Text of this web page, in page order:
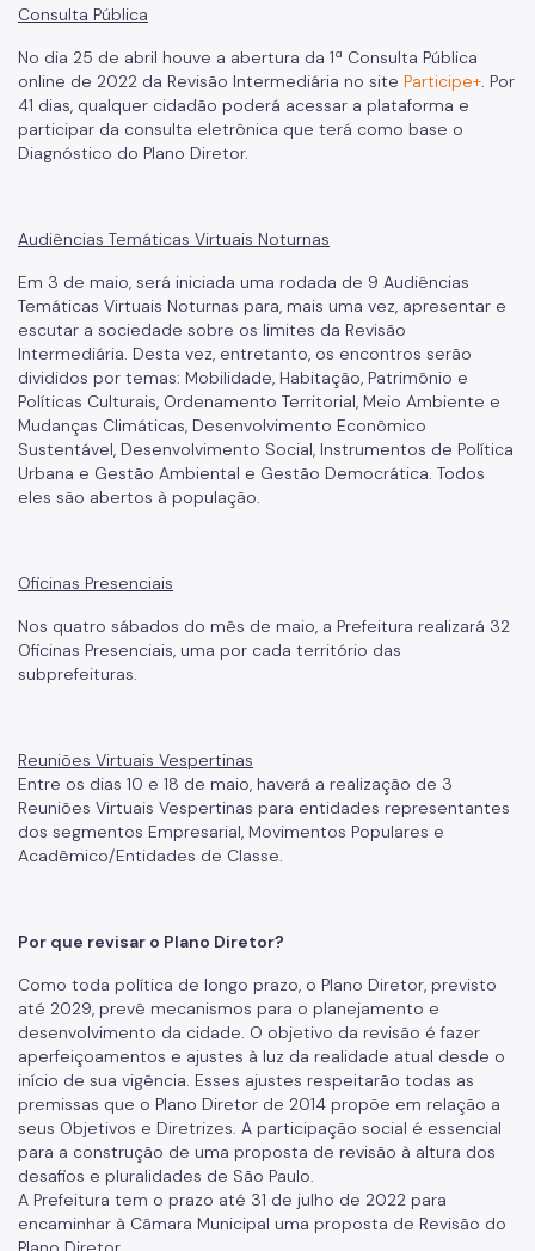
Consulta Pública
No dia 25 de abril houve a abertura da 1ª Consulta Pública
online de 2022 da Revisão Intermediária no site Participe+. Por
41 dias, qualquer cidadão poderá acessar a plataforma e
participar da consulta eletrônica que terá como base o
Diagnóstico do Plano Diretor.
Audiências Temáticas Virtuais Noturnas
Em 3 de maio, será iniciada uma rodada de 9 Audiências
Temáticas Virtuais Noturnas para, mais uma vez, apresentar e
escutar a sociedade sobre os limites da Revisão
Intermediária. Desta vez, entretanto, os encontros serão
divididos por temas: Mobilidade, Habitação, Patrimônio e
Políticas Culturais, Ordenamento Territorial, Meio Ambiente e
Mudanças Climáticas, Desenvolvimento Econômico
Sustentável, Desenvolvimento Social, Instrumentos de Política
Urbana e Gestão Ambiental e Gestão Democrática. Todos
eles são abertos à população.
Oficinas Presenciais
Nos quatro sábados do mês de maio, a Prefeitura realizará 32
Oficinas Presenciais, uma por cada território das
subprefeituras.
Reuniões Virtuais Vespertinas
Entre os dias 10 e 18 de maio, haverá a realização de 3
Reuniões Virtuais Vespertinas para entidades representantes
dos segmentos Empresarial, Movimentos Populares e
Acadêmico/Entidades de Classe.
Por que revisar o Plano Diretor?
Como toda política de longo prazo, o Plano Diretor, previsto
até 2029, prevê mecanismos para o planejamento e
desenvolvimento da cidade. O objetivo da revisão é fazer
aperfeiçoamentos e ajustes à luz da realidade atual desde o
início de sua vigência. Esses ajustes respeitarão todas as
premissas que o Plano Diretor de 2014 propõe em relação a
seus Objetivos e Diretrizes. A participação social é essencial
para a construção de uma proposta de revisão à altura dos
desafios e pluralidades de São Paulo.
A Prefeitura tem o prazo até 31 de julho de 2022 para
encaminhar à Câmara Municipal uma proposta de Revisão do